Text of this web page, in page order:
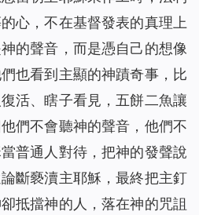
心，不在基督發表的真理上
的聲音，而是憑自己的想像
也看到主顯的神蹟奇事，比
活、瞎子看見，五餅二魚讓
們不會聽神的聲音，他們不
普通人對待，把神的發聲說
斷褻瀆主耶穌，最終把主釘
抵擋神的人，落在神的咒詛